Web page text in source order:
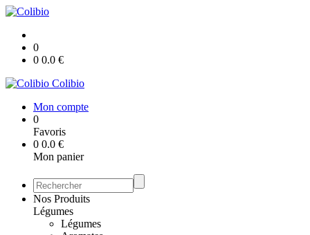
0
0 0.0 €
Colibio
Mon compte
0
Favoris
0 0.0 €
Mon panier
Nos Produits
Légumes
Légumes